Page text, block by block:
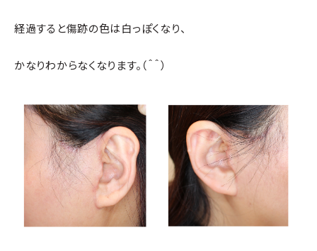
経過すると傷跡の色は白っぽくなり、
かなりわからなくなります。（＾＾）